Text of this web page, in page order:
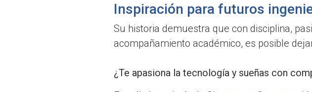
Inspiración para futuros
Su historia demuestra que con disciplina,
acompañamiento académico, es posible
¿Te apasiona la tecnología y sueñas con